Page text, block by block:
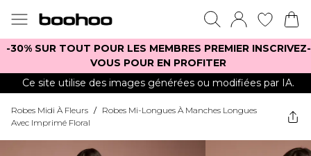
-30% SUR TOUT POUR LES MEMBRES PREMIER INSCRIVEZ-
VOUS POUR EN PROFITER
Ce site utilise des images générées ou modifiées par IA.
Robes Midi À Fleurs / Robes Mi-Longues À Manches Longues
Avec Imprimé Floral